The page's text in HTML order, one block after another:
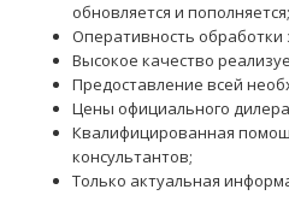
обновляется и пополняется;
Оперативность
Высокое качество
Предоставление всей
Цены официального
Квалифицированная
консультантов;
Только актуальная